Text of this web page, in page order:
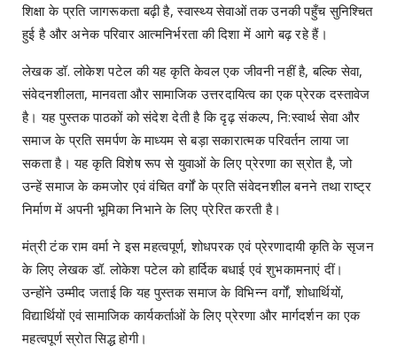
शिक्षा के प्रति जागरूकता बढ़ी है, स्वास्थ्य सेवाओं तक उनकी पहुँच सुनिश्चित
हुई है और अनेक परिवार आत्मनिर्भरता की दिशा में आगे बढ़ रहे हैं।
​लेखक डॉ. लोकेश पटेल की यह कृति केवल एक जीवनी नहीं है, बल्कि सेवा,
संवेदनशीलता, मानवता और सामाजिक उत्तरदायित्व का एक प्रेरक दस्तावेज
है। यह पुस्तक पाठकों को संदेश देती है कि दृढ़ संकल्प, नि:स्वार्थ सेवा और
समाज के प्रति समर्पण के माध्यम से बड़ा सकारात्मक परिवर्तन लाया जा
सकता है। यह कृति विशेष रूप से युवाओं के लिए प्रेरणा का स्रोत है, जो
उन्हें समाज के कमजोर एवं वंचित वर्गों के प्रति संवेदनशील बनने तथा राष्ट्र
निर्माण में अपनी भूमिका निभाने के लिए प्रेरित करती है।
​मंत्री टंक राम वर्मा ने इस महत्वपूर्ण, शोधपरक एवं प्रेरणादायी कृति के सृजन
के लिए लेखक डॉ. लोकेश पटेल को हार्दिक बधाई एवं शुभकामनाएं दीं।
उन्होंने उम्मीद जताई कि यह पुस्तक समाज के विभिन्न वर्गों, शोधार्थियों,
विद्यार्थियों एवं सामाजिक कार्यकर्ताओं के लिए प्रेरणा और मार्गदर्शन का एक
महत्वपूर्ण स्रोत सिद्ध होगी।